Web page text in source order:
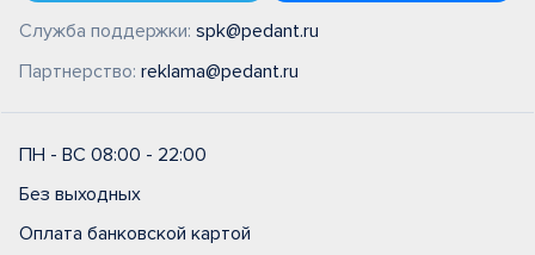
Служба поддержки: spk@pedant.ru
Партнерство: reklama@pedant.ru
ПН - ВС 08:00 - 22:00
Без выходных
Оплата банковской картой